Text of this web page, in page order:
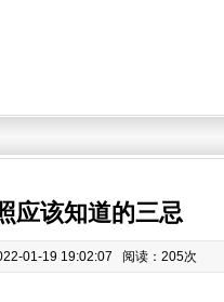
应该知道的三忌
01-19 19:02:07 阅读： 205次